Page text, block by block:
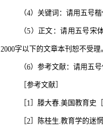
（4）关键词：请用五号
（5）正文：请用五号宋
2000字以下的文章本刊恕不受理
（6）参考文献：请用五
［参考文献］
1］滕大春.美国教育史［
2］陈桂生.教育学的迷